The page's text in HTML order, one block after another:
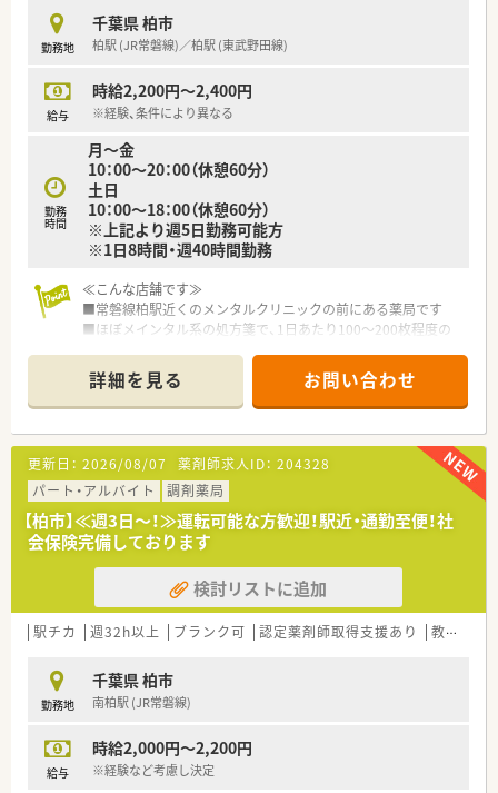
■薬剤師が専門業務に専念できるように配慮された環境で、ワー
クライフバランスを保ちやすく安心です。
■現場重視のフォロー体制が整っており、経営陣や上席薬剤師か
らの手厚いサポートを受けられる職場です。
ストレスなく業務に集中できます。
■社員同士のチームワークが抜群で、お互いに助け合いながら成
長していける風通しの良い雰囲気です。
【やりがい/おすすめポイント】
■手厚い研修体制により、未経験分野からでも着実にスキルアッ
■薬剤師本来の業務に専念できる環境が整っており、患者様一人
ひとりとじっくり向き合えます。
■能力や実績がダイレクトに評価され、早期の年収アップや役職
への昇格を狙える点がポイントです。
【法人特徴について】
■1990年に全国初となる医療モールを誕生させ、創業以来直営
店舗での拡大を続けている企業です。
■企業理念に医療への貢献を掲げ、患者様との対話を重視した未
病や予防に力を入れた店舗作りを展開します。
■45期連続で増収増益を達成しており、自己資本比率60％と高
い安定性を保持している無借金経営の法人です。
勤務地
千葉県 柏市
柏駅 (JR常磐線)／柏駅 (東武野田線)
給与
時給2,200円～2,400円
※経験、条件により異なる
勤務
時間
月～金
10：00～20：00（休憩60分）
土日
10：00～18：00（休憩60分）
※上記より週5日勤務可能方
※1日8時間・週40時間勤務
≪こんな店舗です≫
■常磐線柏駅近くのメンタルクリニックの前にある薬局です
■ほぼメインタル系の処方箋で、1日あたり100～200枚程度の
■薬剤師は常時4～5名体制のため、問題なくこなせる環境です
≪こんな企業です≫
■東証プライム上場のツルハグループ（グル―プで1000店舗以
上）業界で3位
■医療業界でのビジネスにあたる調剤薬局の売上が総売上の
30％を超えしています
■組合があり、労働環境も守られています
■1人薬剤師の店舗はありません
■産休・育児休暇の実績も多く、正社員はもちろん、パートの方
も取得されています
■LTD制度導入済み、病気やケガにより長期間に渡って就業が不
能になったときの所得を補償する制度です
■ドラッグストアでは珍しい調剤・OTCは完全に別採用なため、
調剤に特化してお仕事したい方に
詳細を見る お問い合わせ
更新日： 2026/08/07 薬剤師求人ID： 204328
パート・アルバイト
調剤薬局
【柏市】≪週3日～！≫運転可能な方歓迎！駅近・通勤至便！社
会保険完備しております
検討リストに追加
駅チカ 週32h以上 ブランク可 認定薬剤師取得支援あり 教育制度あり
勤務地
千葉県 柏市
南柏駅 (JR常磐線)
給与
時給2,000円～2,200円
※経験など考慮し決定